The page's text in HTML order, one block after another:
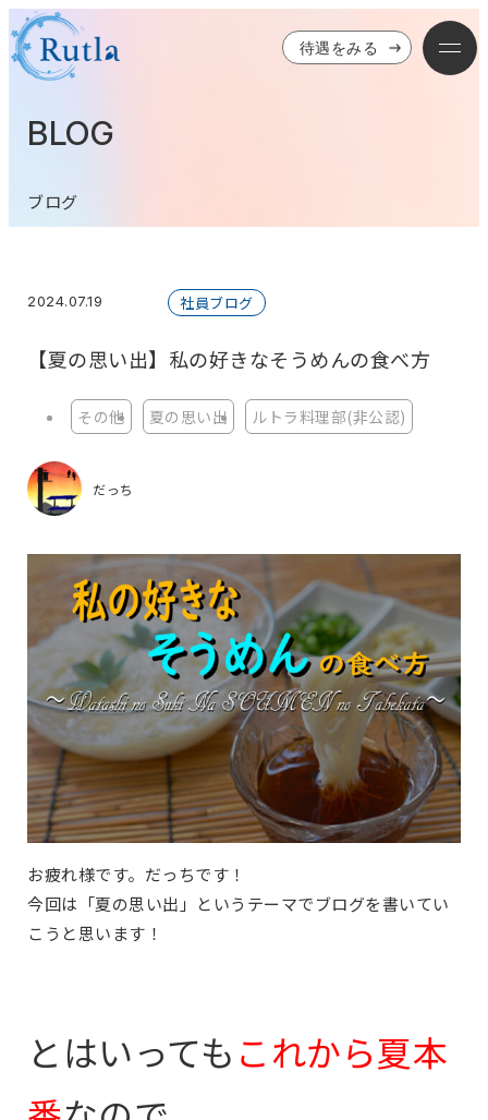
待遇をみる
BLOG
ブログ
2024.07.19 社員ブログ
【夏の思い出】私の好きなそうめんの食べ方
その他 夏の思い出 ルトラ料理部(非公認)
だっち
お疲れ様です。だっちです！
今回は「夏の思い出」というテーマでブログを書いてい
こうと思います！
とはいってもこれから夏本